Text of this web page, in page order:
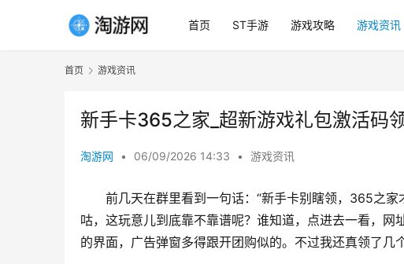
首页 ST手游 游戏攻略 游戏资讯
首页 游戏资讯
新手卡365之家_超新游戏礼包激活码
淘游网 • 06/09/2026 14:33 • 游戏资讯
前几天在群里看到一句话：“新手卡别瞎领，365之
咕，这玩意儿到底靠不靠谱呢？谁知道，点进去一看，
的界面，广告弹窗多得跟开团购似的。不过我还真领了几